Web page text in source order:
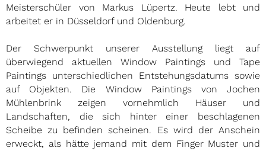
Meisterschüler von Markus Lüpertz. Heute lebt und
arbeitet er in Düsseldorf und Oldenburg.
Der Schwerpunkt unserer Ausstellung liegt auf
überwiegend aktuellen Window Paintings und Tape
Paintings unterschiedlichen Entstehungsdatums sowie
auf Objekten. Die Window Paintings von Jochen
Mühlenbrink zeigen vornehmlich Häuser und
Landschaften, die sich hinter einer beschlagenen
Scheibe zu befinden scheinen. Es wird der Anschein
erweckt, als hätte jemand mit dem Finger Muster und